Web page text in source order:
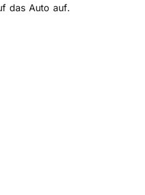
das Auto auf.